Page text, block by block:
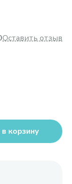
Оставить отзыв
корзину